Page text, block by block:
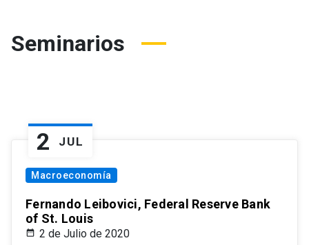
Seminarios
2 JUL
Macroeconomía
Fernando Leibovici, Federal Reserve Bank
of St. Louis
2 de Julio de 2020